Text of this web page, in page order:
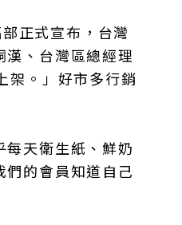
正式宣布，台灣
、台灣區總經理
架。」好市多行銷
每天衛生紙、鮮奶
的會員知道自己